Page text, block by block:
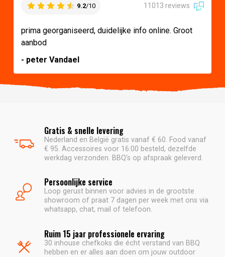
9.2/10 11013 reviews
prima georganiseerd, duidelijke info online. Groot
aanbod
- peter Vandael
Gratis & snelle levering
Nederland en België gratis vanaf € 60. Food vanaf
€ 95. Accessoires voor 16:00 besteld, dezelfde
werkdag verzonden. BBQ's op afspraak geleverd.
Persoonlijke service
Loop gerust binnen voor advies in de grootste
showroom of praat 7 dagen per week met ons via
whatsapp, chat, mail of telefoon.
Ruim 15 jaar professionele ervaring
30 inhouse chefkoks die écht verstand van BBQ
hebben en er alles aan doen om jouw outdoor